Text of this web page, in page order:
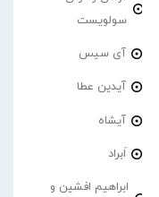
سولویست
آی سیس
آیدین عطا
آیشاه
اَبراد
ابراهیم افشین و